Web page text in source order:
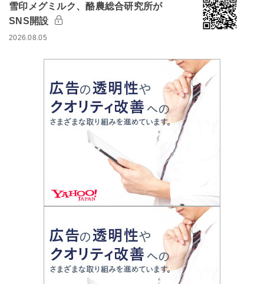
雪印メグミルク、酪農総合研究所が
SNS開設
2026.08.05